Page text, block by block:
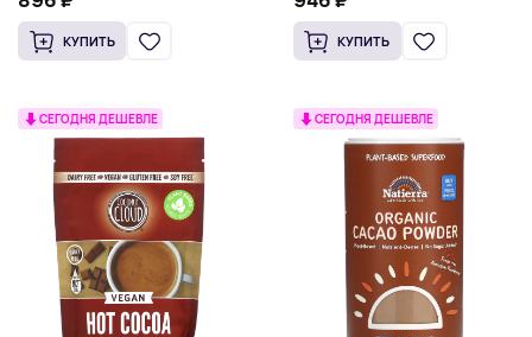
КУПИТЬ КУПИТЬ
СЕГОДНЯ ДЕШЕВЛЕ СЕГОДНЯ ДЕШЕВЛЕ